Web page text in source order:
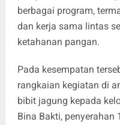
berbagai program,
dan kerja sama lintas
ketahanan pangan.
Pada kesempatan
rangkaian kegiatan di
bibit jagung kepada
Bina Bakti, penyerahan